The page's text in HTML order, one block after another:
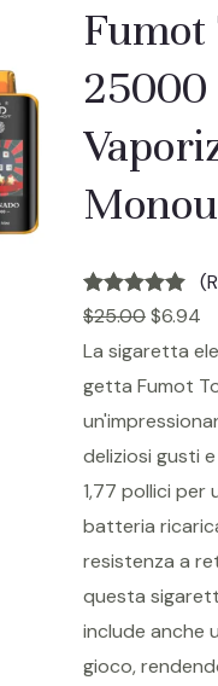
Fumot
25000
Valutato 5.00
su 5 in
1
recensioni
dei clienti
$25.00$6.94
La sigaretta
getta Fumot
deliziosi gusti
1,77 pollici per
batteria
resistenza a
questa
include anche
gioco,